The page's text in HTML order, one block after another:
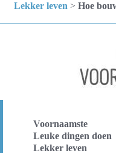
Lekker leven > Hoe
Voornaamste
Leuke dingen doen
Lekker leven